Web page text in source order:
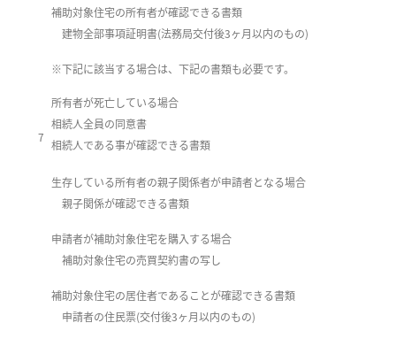
7
補助対象住宅の所有者が確認できる書類
建物全部事項証明書(法務局交付後3ヶ月以内のもの)
※下記に該当する場合は、下記の書類も必要です。
所有者が死亡している場合
相続人全員の同意書
相続人である事が確認できる書類
生存している所有者の親子関係者が申請者となる場合
親子関係が確認できる書類
申請者が補助対象住宅を購入する場合
補助対象住宅の売買契約書の写し
補助対象住宅の居住者であることが確認できる書類
申請者の住民票(交付後3ヶ月以内のもの)